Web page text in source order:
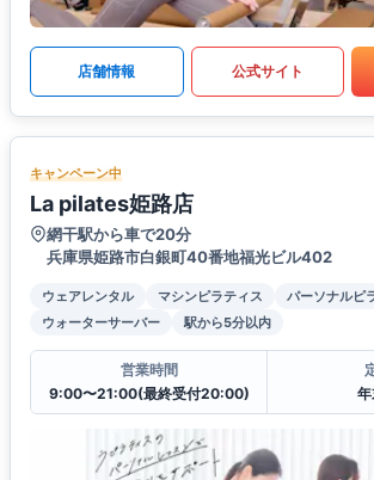
店舗情報 公式サイト
キャンペーン中
La pilates姫路店
網干駅から車で20分
兵庫県姫路市白銀町40番地福光ビル402
ウェアレンタル マシンピラティス
パーソナルピ
ウォーターサーバー
駅から5分以内
営業時間
9:00〜21:00(最終受付20:00)